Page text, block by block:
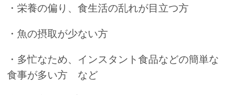
・栄養の偏り、食生活の乱れが目立つ方
・魚の摂取が少ない方
・多忙なため、インスタント食品などの簡単な
食事が多い方 など